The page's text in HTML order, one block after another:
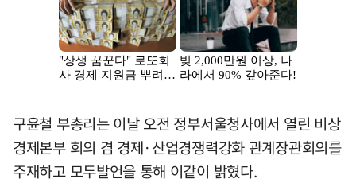
구윤철 부총리는 이날 오전 정부서울청사에서 열린 비상
경제본부 회의 겸 경제·산업경쟁력강화 관계장관회의를
주재하고 모두발언을 통해 이같이 밝혔다.